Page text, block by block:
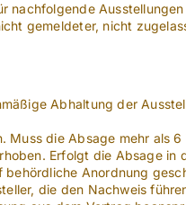
nachfolgende
gemeldeter, nicht
Abhaltung der
Muss die Absage mehr als
Erfolgt die Absage
Anordnung
die den Nachweis